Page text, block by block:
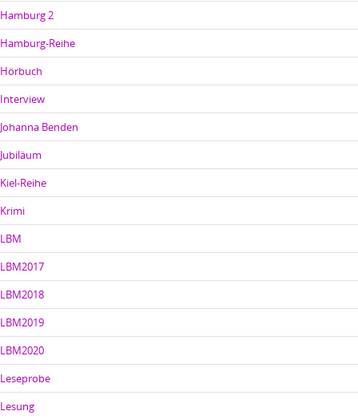
Hamburg 2
Hamburg-Reihe
Hörbuch
Interview
Johanna Benden
Jubiläum
Kiel-Reihe
Krimi
LBM
LBM2017
LBM2018
LBM2019
LBM2020
Leseprobe
Lesung